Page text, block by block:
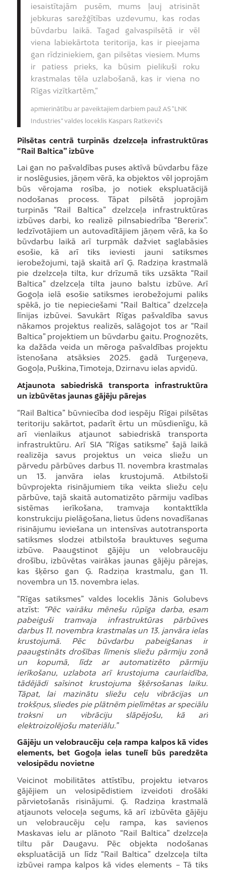
iesaistītajām pusēm, mums ļauj atrisināt
jebkuras sarežģītības uzdevumu, kas rodas
būvdarbu laikā. Tagad galvaspilsētā ir vēl
viena labiekārtota teritorija, kas ir pieejama
gan rīdziniekiem, gan pilsētas viesiem. Mums
ir patiess prieks, ka būsim pielikuši roku
krastmalas tēla uzlabošanā, kas ir viena no
Rīgas vizītkartēm,“
apmierinātību ar paveiktajiem darbiem pauž AS “LNK
Industries” valdes loceklis Kaspars Ratkevičs
Pilsētas centrā turpinās dzelzceļa infrastruktūras
“Rail Baltica” izbūve
Lai gan no pašvaldības puses aktīvā būvdarbu fāze
ir noslēgusies, jāņem vērā, ka objektos vēl joprojām
būs vērojama rosība, jo notiek ekspluatācijā
nodošanas process. Tāpat pilsētā joprojām
turpinās “Rail Baltica” dzelzceļa infrastruktūras
izbūves darbi, ko realizē pilnsabiedrība “Bererix”.
Iedzīvotājiem un autovadītājiem jāņem vērā, ka šo
būvdarbu laikā arī turpmāk dažviet saglabāsies
esošie, kā arī tiks ieviesti jauni satiksmes
ierobežojumi, tajā skaitā arī Ģ. Radziņa krastmalā
pie dzelzceļa tilta, kur drīzumā tiks uzsākta “Rail
Baltica” dzelzceļa tilta jauno balstu izbūve. Arī
Gogoļa ielā esošie satiksmes ierobežojumi paliks
spēkā, jo tie nepieciešami “Rail Baltica” dzelzceļa
līnijas izbūvei. Savukārt Rīgas pašvaldība savus
nākamos projektus realizēs, salāgojot tos ar “Rail
Baltica” projektiem un būvdarbu gaitu. Prognozēts,
ka dažāda veida un mēroga pašvaldības projektu
īstenošana atsāksies 2025. gadā Turgeņeva,
Gogoļa, Puškina, Timoteja, Dzirnavu ielas apvidū.
Atjaunota sabiedriskā transporta infrastruktūra
un izbūvētas jaunas gājēju pārejas
“Rail Baltica” būvniecība dod iespēju Rīgai pilsētas
teritoriju sakārtot, padarīt ērtu un mūsdienīgu, kā
arī vienlaikus atjaunot sabiedriskā transporta
infrastruktūru. Arī SIA “Rīgas satiksme” šajā laikā
realizēja savus projektus un veica sliežu un
pārvedu pārbūves darbus 11. novembra krastmalas
un 13. janvāra ielas krustojumā. Atbilstoši
būvprojekta risinājumiem tika veikta sliežu ceļu
pārbūve, tajā skaitā automatizēto pārmiju vadības
sistēmas ierīkošana, tramvaja kontakttīkla
konstrukciju pielāgošana, lietus ūdens novadīšanas
risinājumu ieviešana un intensīvas autotransporta
satiksmes slodzei atbilstoša brauktuves seguma
izbūve. Paaugstinot gājēju un velobraucēju
drošību, izbūvētas vairākas jaunas gājēju pārejas,
kas šķērso gan Ģ. Radziņa krastmalu, gan 11.
novembra un 13. novembra ielas.
“Rīgas satiksmes” valdes loceklis Jānis Golubevs
atzīst:
“Pēc vairāku mēnešu rūpīga darba, esam
pabeiguši tramvaja infrastruktūras pārbūves
darbus 11. novembra krastmalas un 13. janvāra ielas
krustojumā. Pēc būvdarbu pabeigšanas ir
paaugstināts drošības līmenis sliežu pārmiju zonā
un kopumā, līdz ar automatizēto pārmiju
ierīkošanu, uzlabota arī krustojuma caurlaidība,
tādējādi saīsinot krustojuma šķērsošanas laiku.
Tāpat, lai mazinātu sliežu ceļu vibrācijas un
trokšņus, sliedes pie plātnēm pielīmētas ar speciālu
troksni un vibrāciju slāpējošu, kā arī
elektroizolējošu materiālu.”
Gājēju un velobraucēju ceļa rampa kalpos kā vides
elements, bet Gogoļa ielas tunelī būs paredzēta
velosipēdu novietne
Veicinot mobilitātes attīstību, projektu ietvaros
gājējiem un velosipēdistiem izveidoti drošāki
pārvietošanās risinājumi. Ģ. Radziņa krastmalā
atjaunots veloceļa segums, kā arī izbūvēta gājēju
un velobraucēju ceļu rampa, kas savienos
Maskavas ielu ar plānoto “Rail Baltica” dzelzceļa
tiltu pār Daugavu. Pēc objekta nodošanas
ekspluatācijā un līdz “Rail Baltica” dzelzceļa tilta
izbūvei rampa kalpos kā vides elements – Tā tiks